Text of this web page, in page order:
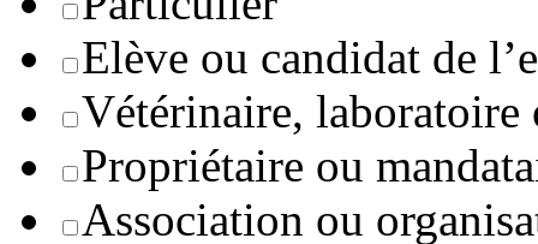
Elève ou candidat de
Vétérinaire, laboratoire
Propriétaire ou
Association ou